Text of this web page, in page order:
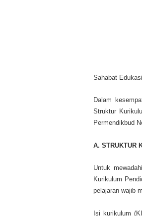
Sahabat
Dalam
Struktur
Permendikbud
A. STRUKTUR
Untuk
Kurikulum
pelajaran wajib
Isi kurikulum